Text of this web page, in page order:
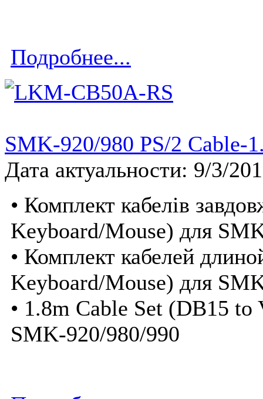
Подробнее...
SMK-920/980 PS/2 Cable-
Дата актуальности: 9/3/
• Комплект кабелів
Keyboard/Mouse) для
• Комплект кабелей
Keyboard/Mouse) для
• 1.8m Cable Set (DB15
SMK-920/980/990